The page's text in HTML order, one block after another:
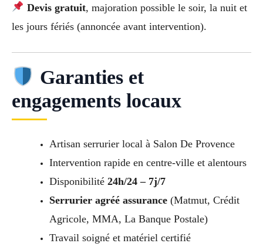
Devis gratuit, majoration possible le soir, la nuit et
les jours fériés (annoncée avant intervention).
Garanties et
engagements locaux
Artisan serrurier local à Salon De Provence
Intervention rapide en centre-ville et alentours
Disponibilité 24h/24 – 7j/7
Serrurier agréé assurance(Matmut, Crédit
Agricole, MMA, La Banque Postale)
Travail soigné et matériel certifié